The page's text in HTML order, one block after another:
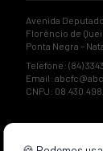
Avenida
Florêncio de
Ponta Negra –
Telefone: (84)
Email:
CNPJ: